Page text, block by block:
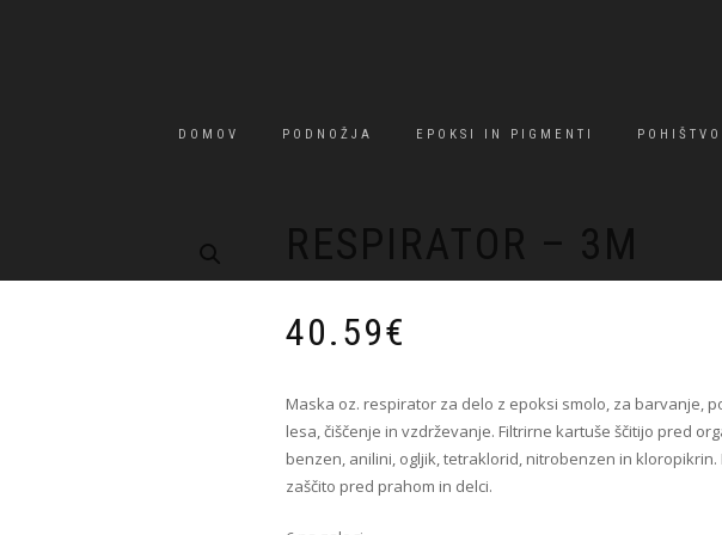
DOMOV PODNOŽJA EPOKSI IN PIGMENTI POHIŠTVO
40.59€
Maska oz. respirator za delo z epoksi smolo, za barvanje,
lesa, čiščenje in vzdrževanje. Filtrirne kartuše ščitijo pred
benzen, anilini, ogljik, tetraklorid, nitrobenzen in
zaščito pred prahom in delci.